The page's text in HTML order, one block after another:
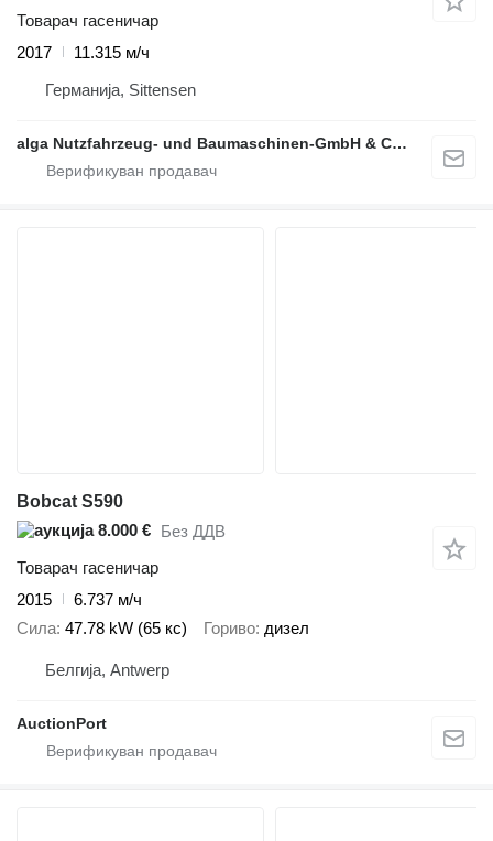
Товарач гасеничар
2017
11.315 м/ч
Германија, Sittensen
alga Nutzfahrzeug- und Baumaschinen-GmbH & Co. KG
Bobcat S590
8.000 € Без ДДВ
Товарач гасеничар
2015
6.737 м/ч
Сила 47.78 kW (65 кс) Гориво дизел
Белгија, Antwerp
AuctionPort